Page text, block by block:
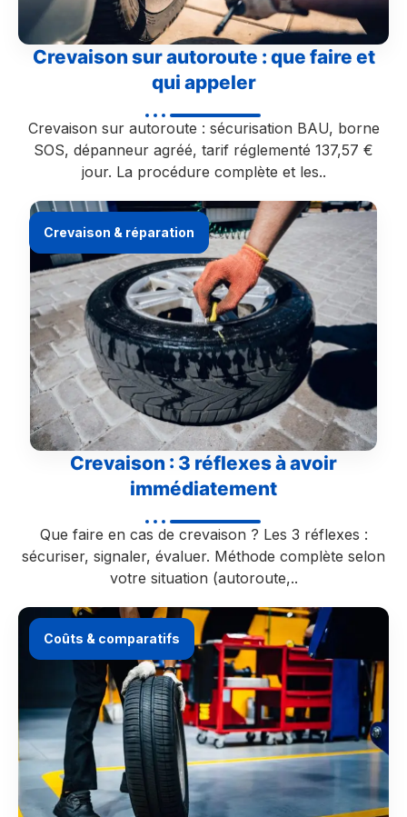
Crevaison sur autoroute : que faire et
qui appeler
Crevaison sur autoroute : sécurisation BAU, borne
SOS, dépanneur agréé, tarif réglementé 137,57 €
jour. La procédure complète et les..
Crevaison & réparation
Crevaison : 3 réflexes à avoir
immédiatement
Que faire en cas de crevaison ? Les 3 réflexes :
sécuriser, signaler, évaluer. Méthode complète selon
votre situation (autoroute,..
Coûts & comparatifs